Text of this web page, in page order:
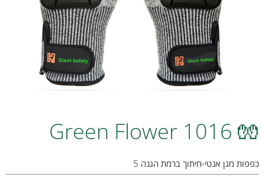
🧤 Green Flower 1016
כפפות מגן אנטי-חיתוך ברמת הגנה 5